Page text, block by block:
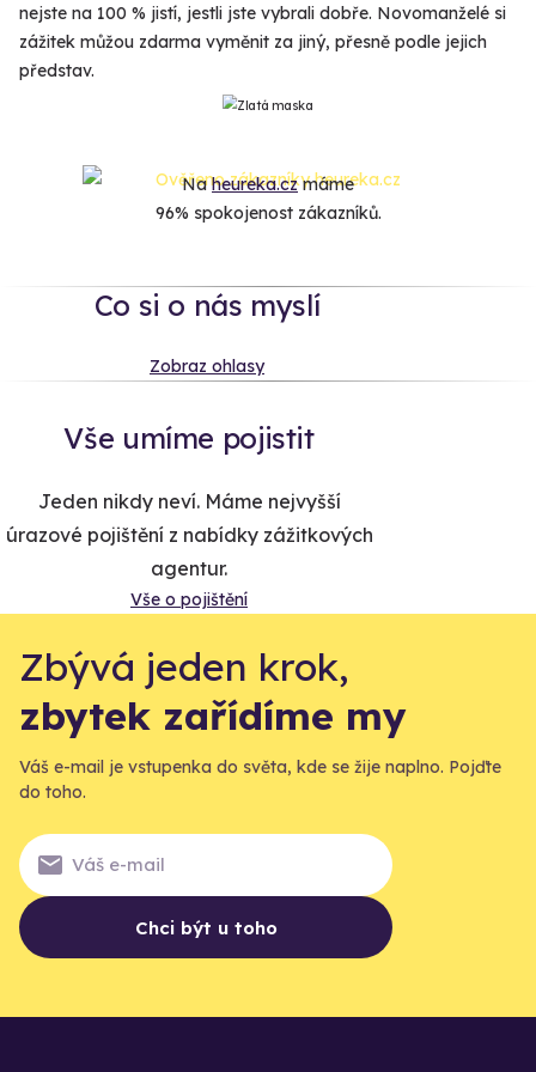
nejste na 100 % jistí, jestli jste vybrali dobře. Novomanželé si
zážitek můžou zdarma vyměnit za jiný, přesně podle jejich
představ.
Naheureka.czmáme
96% spokojenost zákazníků.
Co si o nás myslí
Zobraz ohlasy
Vše umíme pojistit
Jeden nikdy neví. Máme nejvyšší
úrazové pojištění z nabídky zážitkových
agentur.
Vše o pojištění
Zbývá jeden krok,
zbytek zařídíme my
Váš e-mail je vstupenka do světa, kde se žije naplno. Pojďte
do toho.
Chci být u toho